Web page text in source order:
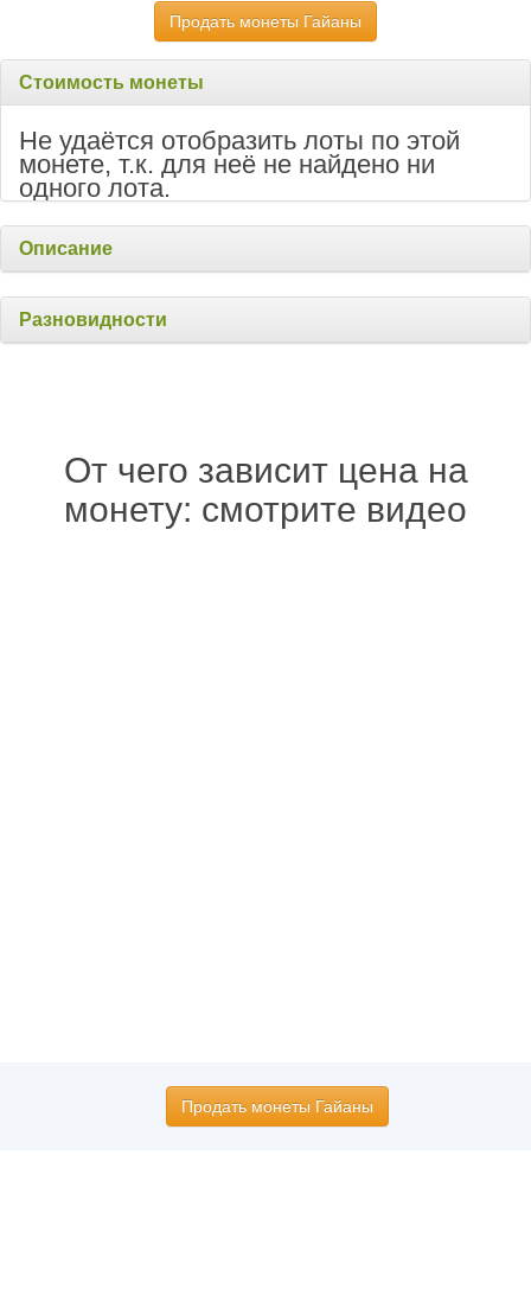
Продать монеты Гайаны
Стоимость монеты
Не удаётся отобразить лоты по этой
монете, т.к. для неё не найдено ни
одного лота.
Описание
Разновидности
От чего зависит цена на
монету: смотрите видео
Продать монеты Гайаны